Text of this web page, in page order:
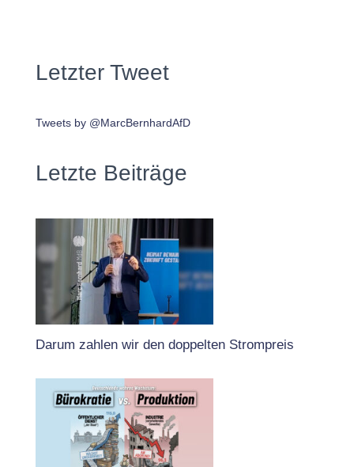
Letzter Tweet
Tweets by @MarcBernhardAfD
Letzte Beiträge
Darum zahlen wir den doppelten Strompreis